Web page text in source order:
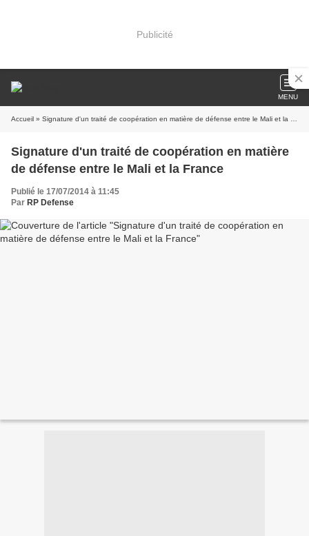
Publicité
MENU
Accueil » Signature d'un traité de coopération en matière de défense entre le Mali et la France
Signature d'un traité de coopération en matière
de défense entre le Mali et la France
Publié le 17/07/2014 à 11:45
Par RP Defense